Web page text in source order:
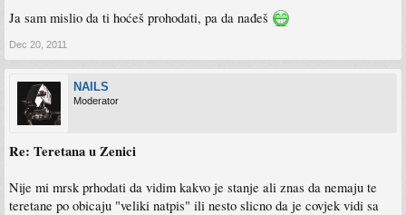
Ja sam mislio da ti hoćeš prohodati, pa da nađeš
Dec 20, 2011
NAILS
Moderator
Re: Teretana u Zenici
Nije mi mrsk prhodati da vidim kakvo je stanje ali znas da nemaju te
teretane po obicaju "veliki natpis" ili nesto slicno da je covjek vidi sa